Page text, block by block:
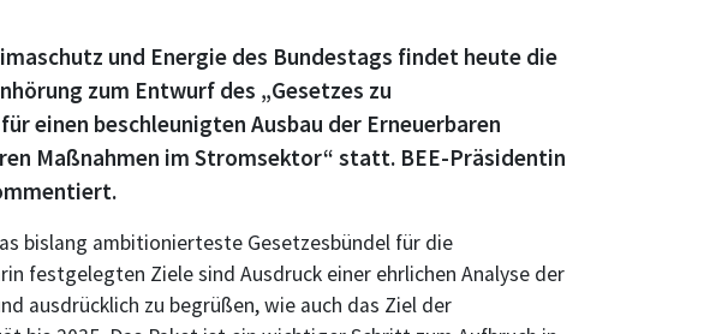
und Energie des Bundestags findet heute die
zum Entwurf des „Gesetzes zu
einen beschleunigten Ausbau der Erneuerbaren
Maßnahmen im Stromsektor“ statt. BEE-Präsidentin
bislang ambitionierteste Gesetzesbündel für die
festgelegten Ziele sind Ausdruck einer ehrlichen Analyse der
ausdrücklich zu begrüßen, wie auch das Ziel der